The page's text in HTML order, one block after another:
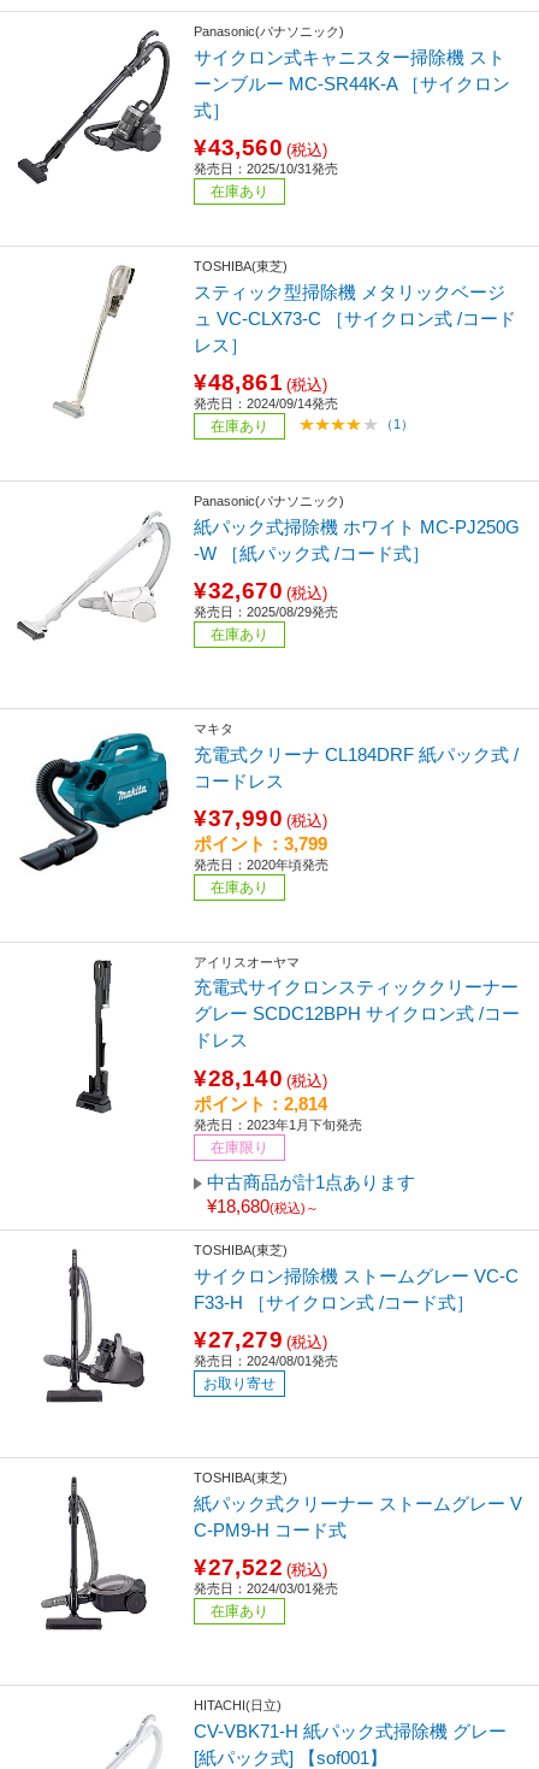
Panasonic(パナソニック)
サイクロン式キャニスター掃除機 スト
ーンブルー MC-SR44K-A ［サイクロン
式］
¥43,560 (税込)
発売日：2025/10/31発売
在庫あり
TOSHIBA(東芝)
スティック型掃除機 メタリックベージ
ュ VC-CLX73-C ［サイクロン式 /コード
レス］
¥48,861 (税込)
発売日：2024/09/14発売
在庫あり （1）
Panasonic(パナソニック)
紙パック式掃除機 ホワイト MC-PJ250G
-W ［紙パック式 /コード式］
¥32,670 (税込)
発売日：2025/08/29発売
在庫あり
マキタ
充電式クリーナ CL184DRF 紙パック式 /
コードレス
¥37,990 (税込)
ポイント：3,799
発売日：2020年頃発売
在庫あり
アイリスオーヤマ
充電式サイクロンスティッククリーナー
グレー SCDC12BPH サイクロン式 /コー
ドレス
¥28,140 (税込)
ポイント：2,814
発売日：2023年1月下旬発売
在庫限り
中古商品が計1点あります
¥18,680(税込)～
TOSHIBA(東芝)
サイクロン掃除機 ストームグレー VC-C
F33-H ［サイクロン式 /コード式］
¥27,279 (税込)
発売日：2024/08/01発売
お取り寄せ
TOSHIBA(東芝)
紙パック式クリーナー ストームグレー V
C-PM9-H コード式
¥27,522 (税込)
発売日：2024/03/01発売
在庫あり
HITACHI(日立)
CV-VBK71-H 紙パック式掃除機 グレー
[紙パック式] 【sof001】